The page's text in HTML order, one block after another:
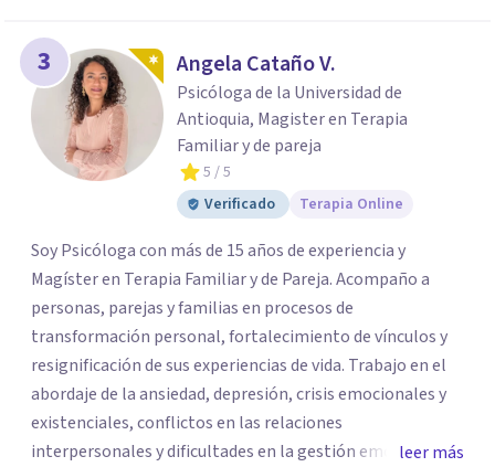
3 Angela Cataño V.
Psicóloga de la Universidad de
Antioquia, Magister en Terapia
Familiar y de pareja
5 / 5
Verificado
Terapia Online
Soy Psicóloga con más de 15 años de experiencia y
Magíster en Terapia Familiar y de Pareja. Acompaño a
personas, parejas y familias en procesos de
transformación personal, fortalecimiento de vínculos y
resignificación de sus experiencias de vida. Trabajo en el
abordaje de la ansiedad, depresión, crisis emocionales y
existenciales, conflictos en las relaciones
interpersonales y dificultades en la gestión emocional,
leer más